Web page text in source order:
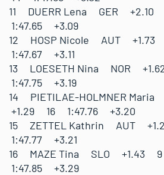
11 DUERR Lena GER
1:47.65 +3.09
12 HOSP Nicole AUT
1:47.67 +3.11
13 LOESETH Nina NOR
1:47.75 +3.19
14 PIETILAE-HOLMNER
+1.29 16 1:47.76 +3.20
15 ZETTEL Kathrin AUT
1:47.77 +3.21
16 MAZE Tina SLO +1.43
1:47.85 +3.29